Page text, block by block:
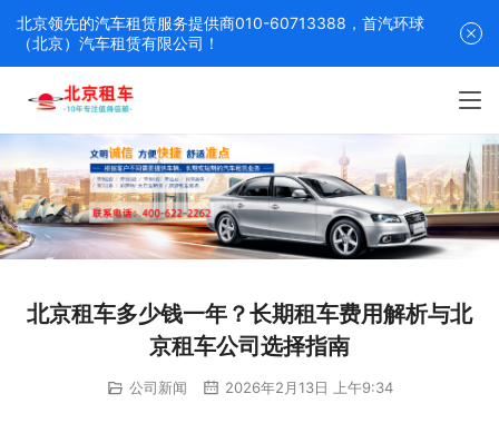
北京租车多少钱一年？长期租车费用解析与北
京租车公司选择指南
公司新闻 2026年2月13日 上午9:34
北京领先的汽车租赁服务提供商010-60713388，首汽环球
（北京）汽车租赁有限公司！